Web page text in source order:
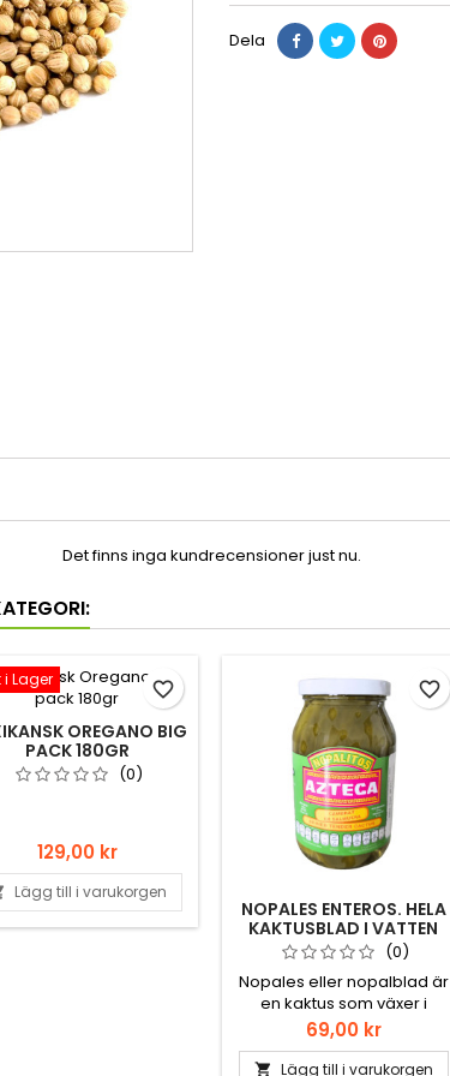
Dela
Det finns inga kundrecensioner just nu.
i Lager
OREGANO BIG
PACK 180GR
(0)
Pris
129,00 kr
Lägg till i varukorgen
favorite_border
NOPALES ENTEROS. HELA
KAKTUSBLAD I VATTEN
460GR (0)
Nopales eller nopalblad är
en kaktus som växer i
Mexico och södra USA som
änvänds mycket i
matlagning. Nopales är en
Pris
69,00 kr
 Lägg till i varukorgen
favorite_border